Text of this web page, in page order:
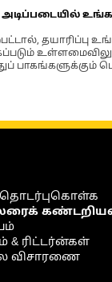
அடிப்படையில்
தயாரிப்பு
& ரிட்டர்ன்கள்
விசாரணை